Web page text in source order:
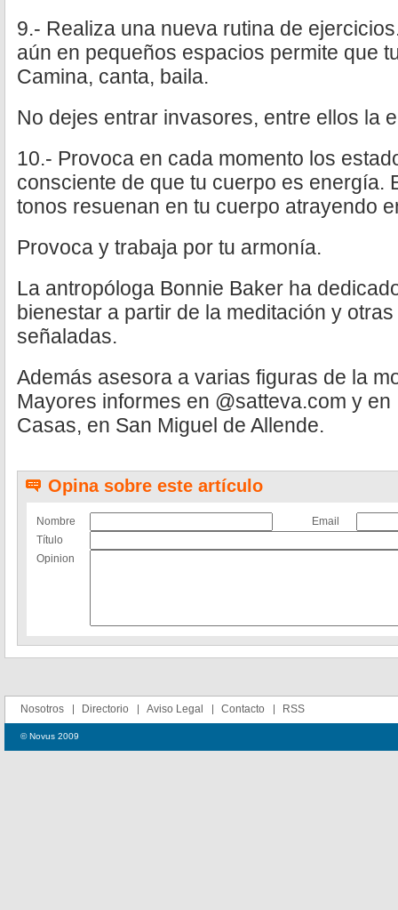
9.- Realiza una nueva rutina de
aún en pequeños espacios permite que
Camina, canta, baila.
No dejes entrar invasores, entre ellos la
10.- Provoca en cada momento los
consciente de que tu cuerpo es energía.
tonos resuenan en tu cuerpo atrayendo
Provoca y trabaja por tu armonía.
La antropóloga Bonnie Baker ha
bienestar a partir de la meditación y
señaladas.
Además asesora a varias figuras de la
Mayores informes en @satteva.com y
Casas, en San Miguel de Allende.
Opina sobre este artículo
Nombre
Email
Título
Opinion
Nosotros Directorio Aviso Legal Contacto RSS
© Novus 2009